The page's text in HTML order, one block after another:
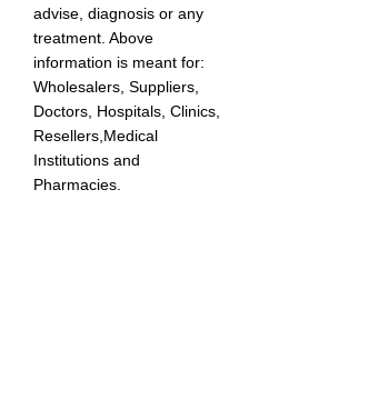
advise, diagnosis or any
treatment. Above
information is meant for:
Wholesalers, Suppliers,
Doctors, Hospitals, Clinics,
Resellers,Medical
Institutions and
Pharmacies.